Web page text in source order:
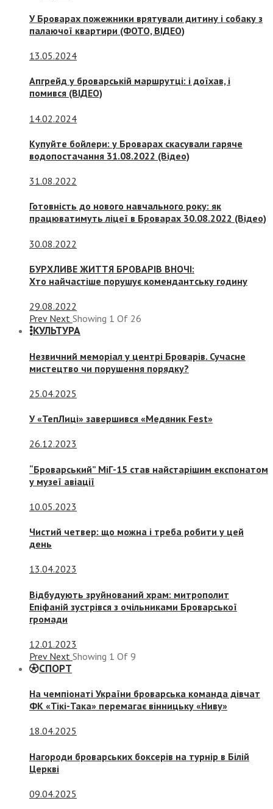
У Броварах пожежники врятували дитину і собаку з
палаючої квартири (ФОТО, ВІДЕО)
13.05.2024
Апгрейд у броварській маршрутці: і доїхав, і
помився (ВІДЕО)
14.02.2024
Купуйте бойлери: у Броварах скасували гаряче
водопостачання 31.08.2022 (Відео)
31.08.2022
Готовність до нового навчального року: як
працюватимуть ліцеї в Броварах 30.08.2022 (Відео)
30.08.2022
БУРХЛИВЕ ЖИТТЯ БРОВАРІВ ВНОЧІ:
Хто найчастіше порушує комендантську годину
29.08.2022
Prev Next Showing 1 Of 26
КУЛЬТУРА
Незвичний меморіал у центрі Броварів. Сучасне
мистецтво чи порушення порядку?
25.04.2025
У «ТепЛиці» завершився «Медяник Fest»
26.12.2023
“Броварський” МіГ-15 став найстарішим експонатом
у музеї авіації
10.05.2023
Чистий четвер: що можна і треба робити у цей
день
13.04.2023
Відбудують зруйнований храм: митрополит
Епіфаній зустрівся з очільниками Броварської
громади
12.01.2023
Prev Next Showing 1 Of 9
СПОРТ
На чемпіонаті України броварська команда дівчат
ФК «Тікі-Така» перемагає вінницьку «Ниву»
18.04.2025
Нагороди броварських боксерів на турнір в Білій
Церкві
09.04.2025